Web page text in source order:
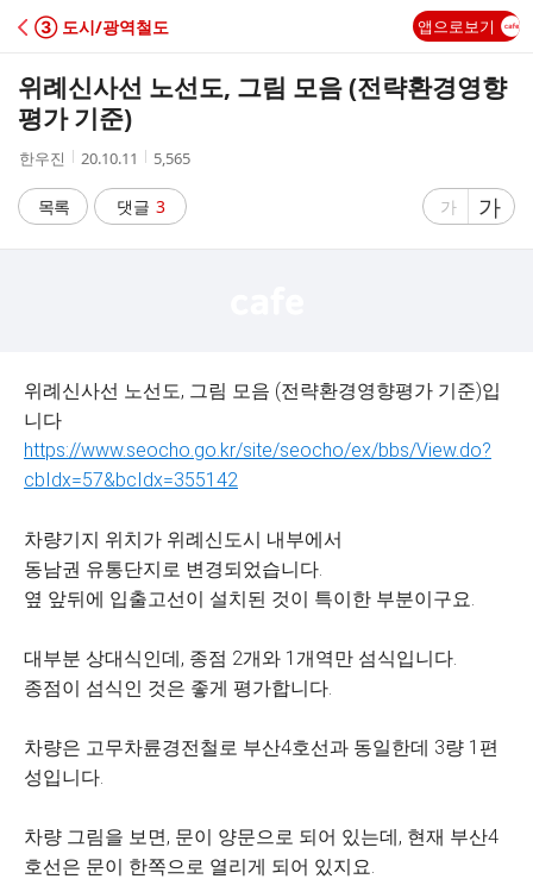
C
③ 도시/광역철도 앱으로보기
위례신사선 노선도, 그림 모음 (전략환경영향
평가 기준)
작
자
한우진
작
시
간
20.10.11
조
수
5,565
목록 댓글 3
글
게
가
글
자
게
가
위례신사선 노선도, 그림 모음 (전략환경영향평가 기준)입
니다
https://www.seocho.go.kr/site/seocho/ex/bbs/View.do?
cbIdx=57&bcIdx=355142
차량기지 위치가 위례신도시 내부에서
동남권 유통단지로 변경되었습니다.
옆 앞뒤에 입출고선이 설치된 것이 특이한 부분이구요.
대부분 상대식인데, 종점 2개와 1개역만 섬식입니다.
종점이 섬식인 것은 좋게 평가합니다.
차량은 고무차륜경전철로 부산4호선과 동일한데 3량 1편
성입니다.
차량 그림을 보면, 문이 양문으로 되어 있는데, 현재 부산4
호선은 문이 한쪽으로 열리게 되어 있지요.